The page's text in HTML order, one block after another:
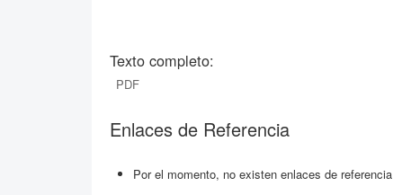
Texto completo:
PDF
Enlaces de Referencia
Por el momento, no existen enlaces de referencia